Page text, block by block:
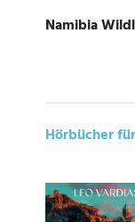
Namibia
Hörbücher